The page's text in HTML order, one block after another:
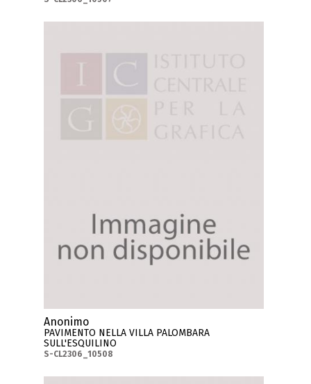
Anonimo
PAVIMENTO NELLA VILLA PALOMBARA
SULL'ESQUILINO
S-CL2306_10508